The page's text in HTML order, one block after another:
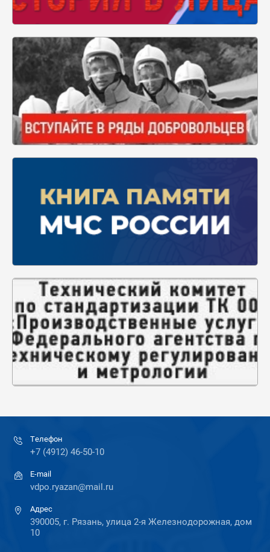
Телефон
+7 (4912) 46-50-10
E-mail
vdpo.ryazan@mail.ru
Адрес
390005, г. Рязань, улица 2-я Железнодорожная, дом
10